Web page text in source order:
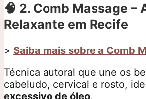
🧠 2. Comb Massage –
Relaxante em Recife
> Saiba mais sobre a Comb
Técnica autoral que une os
cabeludo, cervical e rosto,
excessivo de óleo.